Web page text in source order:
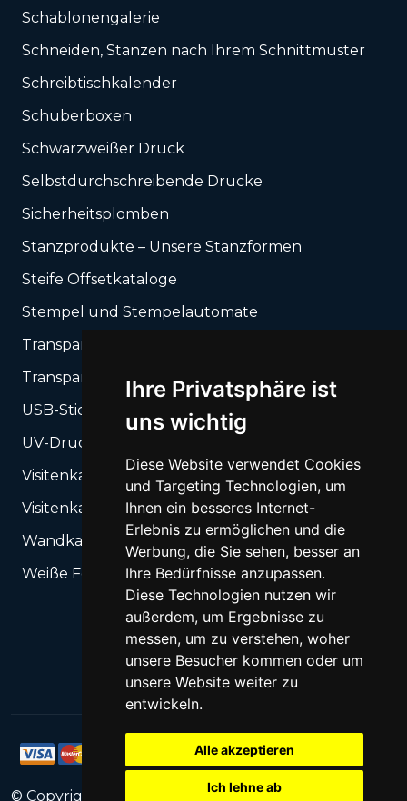
Ihre Privatsphäre ist
uns wichtig
Diese Website verwendet Cookies
und Targeting Technologien, um
Ihnen ein besseres Internet-
Erlebnis zu ermöglichen und die
Werbung, die Sie sehen, besser an
Ihre Bedürfnisse anzupassen.
Diese Technologien nutzen wir
außerdem, um Ergebnisse zu
messen, um zu verstehen, woher
unsere Besucher kommen oder um
unsere Website weiter zu
entwickeln.
Alle akzeptieren
Ich lehne ab
Schablonengalerie
Schneiden, Stanzen nach Ihrem Schnittmuster
Schreibtischkalender
Schuberboxen
Schwarzweißer Druck
Selbstdurchschreibende Drucke
Sicherheitsplomben
Stanzprodukte – Unsere Stanzformen
Steife Offsetkataloge
Stempel und Stempelautomate
Transparente Folien UV-Druck
Transparente UV-Gel-Aufkleber
USB-Sticks
UV-Druck auf steifen Träger + Schneiden
Visitenkarten
Visitenkarten-Box
Wandkalender
Weiße Folien UV-Druck
© Copyright All Rights Reserved.